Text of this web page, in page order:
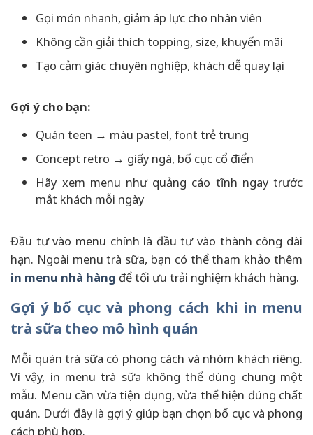
Gọi món nhanh, giảm áp lực cho nhân viên
Không cần giải thích topping, size, khuyến mãi
Tạo cảm giác chuyên nghiệp, khách dễ quay lại
Gợi ý cho bạn:
Quán teen → màu pastel, font trẻ trung
Concept retro → giấy ngà, bố cục cổ điển
Hãy xem menu như quảng cáo tĩnh ngay trước
mắt khách mỗi ngày
Đầu tư vào menu chính là đầu tư vào thành công dài
hạn. Ngoài menu trà sữa, bạn có thể tham khảo thêm
in menu nhà hàng để tối ưu trải nghiệm khách hàng.
Gợi ý bố cục và phong cách khi in menu
trà sữa theo mô hình quán
Mỗi quán trà sữa có phong cách và nhóm khách riêng.
Vì vậy, in menu trà sữa không thể dùng chung một
mẫu. Menu cần vừa tiện dụng, vừa thể hiện đúng chất
quán. Dưới đây là gợi ý giúp bạn chọn bố cục và phong
cách phù hợp.